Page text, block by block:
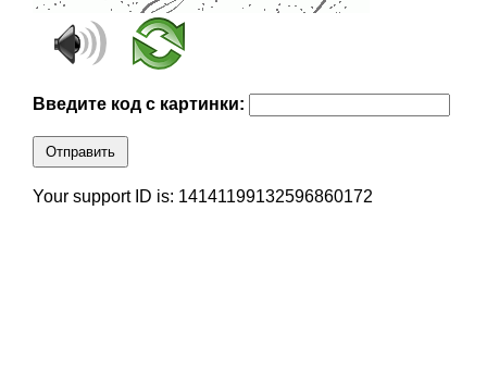
Введите код с картинки:
Отправить
Your support ID is: 14141199132596860172